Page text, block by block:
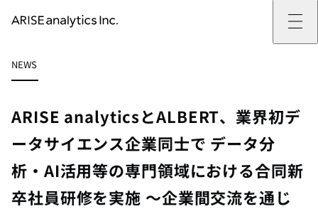
ARISE analyticsとはトップ
ミッション・バリュー
働きがいのある会社づくり
サービス
提供サービストップ
カスタマーサポート改革
ドローン・ビジネス活用
データ・AI人材育成支援
実績
データドリブン改革の推進支援
新規事業の立ち上げ支援
データ分析基盤の構築・活用支援
企業情報
企業情報トップ
会社概要
CEOメッセージ
サステナビリティ
お問い合わせ
ニュース
ニューストップ
インフォメーション
プレスリリース
イベント
技術情報
技術情報トップ
TECH BLOG
PAPER
OTHERS
採用トップ
新卒採用
中途採用
NEWS
ARISE analyticsとALBERT、業界初デ
ータサイエンス企業同士で データ分
析・AI活用等の専門領域における合同新
卒社員研修を実施 ～企業間交流を通じ